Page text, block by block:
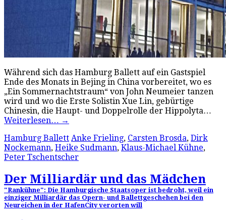
Während sich das Hamburg Ballett auf ein Gastspiel
Ende des Monats in Bejing in China vorbereitet, wo es
„Ein Sommernachtstraum“ von John Neumeier tanzen
wird und wo die Erste Solistin Xue Lin, gebürtige
Chinesin, die Haupt- und Doppelrolle der Hippolyta…
Weiterlesen… →
Hamburg Ballett Anke Frieling, Carsten Brosda, Dirk
Nockemann, Heike Sudmann, Klaus-Michael Kühne,
Peter Tschentscher
Der Milliardär und das Mädchen
"Rankühne": Die Hamburgische Staatsoper ist bedroht, weil ein
einziger Milliardär das Opern- und Ballettgeschehen bei den
Neureichen in der HafenCity verorten will